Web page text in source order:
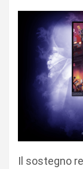
Il sostegno